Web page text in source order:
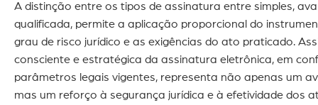
A distinção entre os tipos de assinatura entre simples,
qualificada, permite a aplicação proporcional do
grau de risco jurídico e as exigências do ato praticado.
consciente e estratégica da assinatura eletrônica, em
parâmetros legais vigentes, representa não apenas um
mas um reforço à segurança jurídica e à efetividade dos